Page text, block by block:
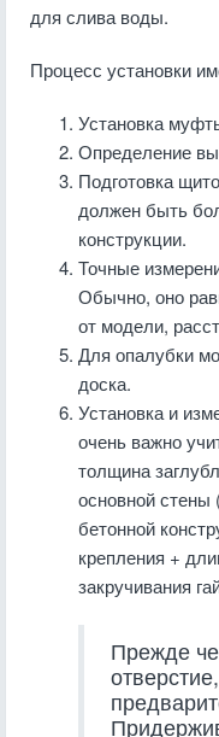
для слива воды.
Процесс установки
Установка
Определение
Подготовка
должен быть
конструкции.
Точные
Обычно, оно
от модели,
Для опалубки
доска.
Установка и
очень важно
толщина
основной стены
бетонной
крепления +
закручивания
Прежде